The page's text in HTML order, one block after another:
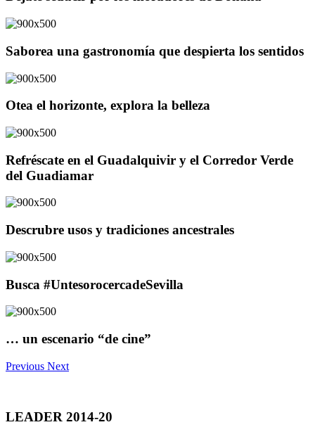
Saborea una gastronomía que despierta los sentidos
Otea el horizonte, explora la belleza
Refréscate en el Guadalquivir y el Corredor Verde
del Guadiamar
Descrubre usos y tradiciones ancestrales
Busca #UntesorocercadeSevilla
… un escenario “de cine”
Previous Next
LEADER 2014-20